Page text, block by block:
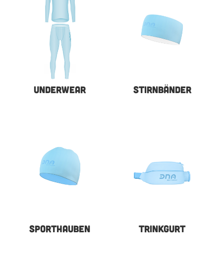
UNDERWEAR STIRNBÄNDER
SPORTHAUBEN TRINKGURT